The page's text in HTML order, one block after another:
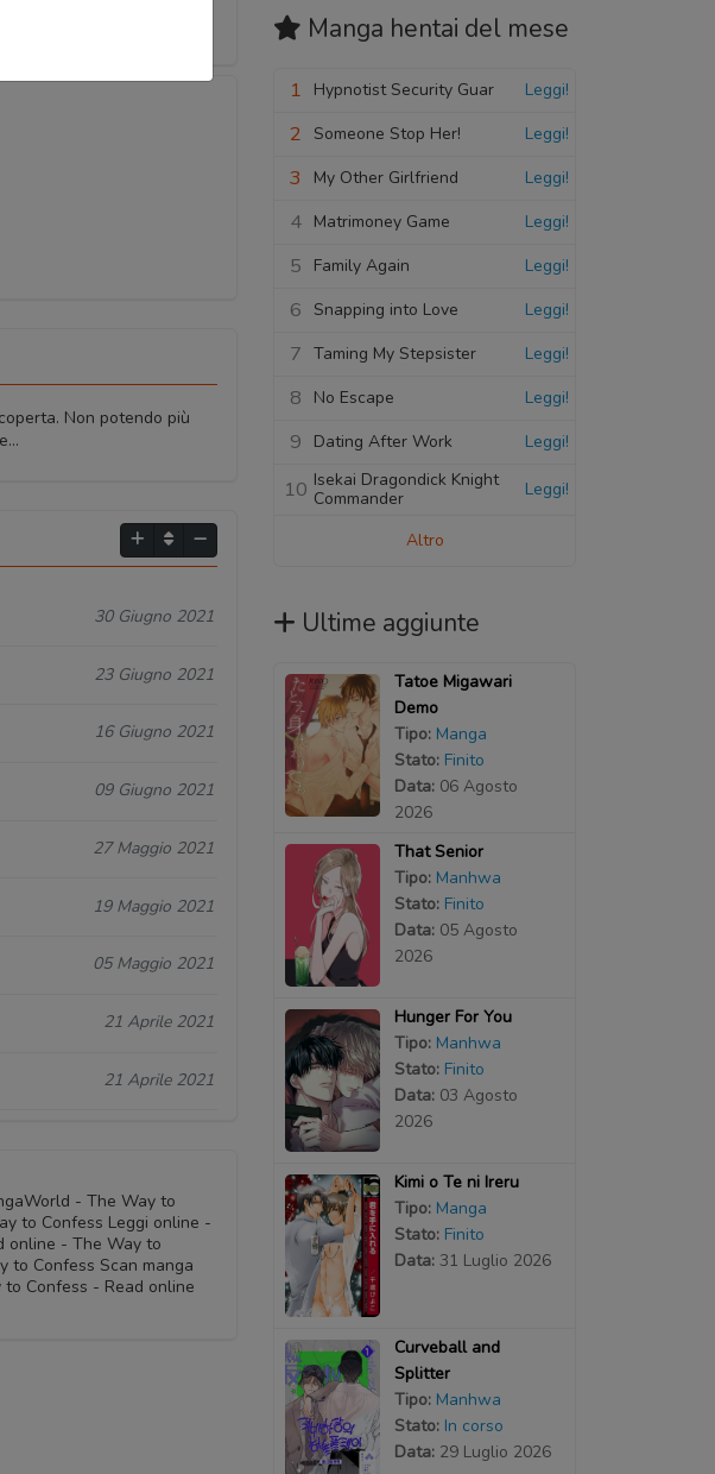
Non potendo più
30 Giugno 2021
23 Giugno 2021
16 Giugno 2021
09 Giugno 2021
27 Maggio 2021
19 Maggio 2021
05 Maggio 2021
21 Aprile 2021
21 Aprile 2021
- The Way to
to Confess Leggi online -
online - The Way to
to Confess Scan manga
Confess - Read online
Manga hentai del mese
1 Hypnotist Security Guar Leggi!
2 Someone Stop Her! Leggi!
3 My Other Girlfriend Leggi!
4 Matrimoney Game Leggi!
5 Family Again Leggi!
6 Snapping into Love Leggi!
7 Taming My Stepsister Leggi!
8 No Escape Leggi!
9 Dating After Work Leggi!
10 Isekai Dragondick Knight
Commander
Leggi!
Altro
Ultime aggiunte
Tatoe Migawari
Demo
Tipo: Manga
Stato: Finito
Data: 06 Agosto
2026
That Senior
Tipo: Manhwa
Stato: Finito
Data: 05 Agosto
2026
Hunger For You
Tipo: Manhwa
Stato: Finito
Data: 03 Agosto
2026
Kimi o Te ni Ireru
Tipo: Manga
Stato: Finito
Data: 31 Luglio 2026
Curveball and
Splitter
Tipo: Manhwa
Stato: In corso
Data: 29 Luglio 2026